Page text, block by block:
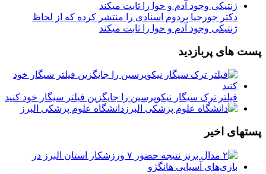
دکتر جورجیا پردوم اسنادی را منتشر کرده که از لحاظ
ژنتیکی وجود آدم و حوا را ثابت میکند
پست های پربازدید
فیلتر ترک سیگار نیکوپرسین را جایگزین فیلتر سیگار خود کنید
دانشگاه علوم پزشکی البرز
پستهای اخیر